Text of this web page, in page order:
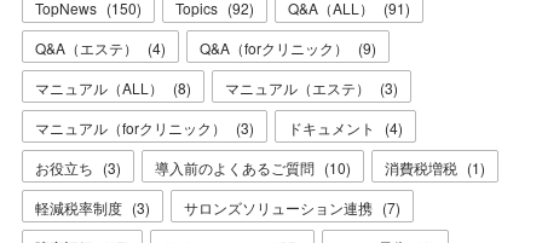
TopNews (150) Topics (92) Q&A（ALL） (91)
Q&A（エステ）
(4) Q&A（forクリニック） (9)
マニュアル（ALL）
(8) マニュアル（エステ） (3)
マニュアル（forクリニック）
(3) ドキュメント (4)
お役立ち (3) 導入前のよくあるご質問 (10) 消費税増税 (1)
軽減税率制度 (3) サロンズソリューション連携 (7)